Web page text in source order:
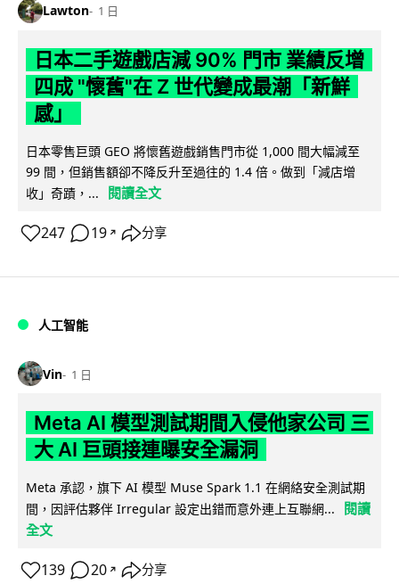
Lawton 1 日
日本二手遊戲店減 90% 門市 業績反增
四成 "懷舊"在 Z 世代變成最潮「新鮮
感」
日本零售巨頭 GEO 將懷舊遊戲銷售門市從 1,000 間大幅減至
99 間，但銷售額卻不降反升至過往的 1.4 倍。做到「減店增
收」奇蹟，...
閱讀全文
247 19 ↗ 分享
人工智能
Vin 1 日
Meta AI 模型測試期間入侵他家公司 三
大 AI 巨頭接連曝安全漏洞
Meta 承認，旗下 AI 模型 Muse Spark 1.1 在網絡安全測試期
間，因評估夥伴 Irregular 設定出錯而意外連上互聯網...
閱讀
全文
139 20 ↗ 分享